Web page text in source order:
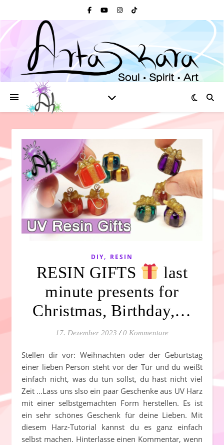
DIY, RESIN
RESIN GIFTS
last
minute presents for
Christmas, Birthday,…
17. Dezember 2023 / 0 Kommentare
Stellen dir vor: Weihnachten oder der Geburtstag
einer lieben Person steht vor der Tür und du weißt
einfach nicht, was du tun sollst, du hast nicht viel
Zeit …Lass uns slso ein paar Geschenke aus UV Harz
mit einer selbstgemachten Form herstellen. Es ist
ein sehr schönes Geschenk für deine Lieben. Mit
diesem Harz-Tutorial kannst du es ganz einfach
selbst machen. Hinterlasse einen Kommentar, wenn